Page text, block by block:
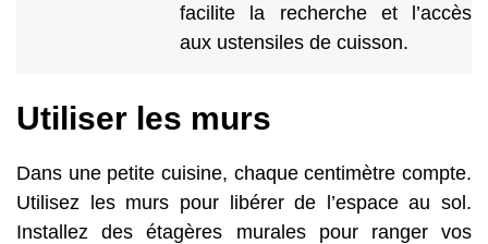
facilite la recherche et l’accès
aux ustensiles de cuisson.
Utiliser les murs
Dans une petite cuisine, chaque centimètre compte.
Utilisez les murs pour libérer de l’espace au sol.
Installez des étagères murales pour ranger vos